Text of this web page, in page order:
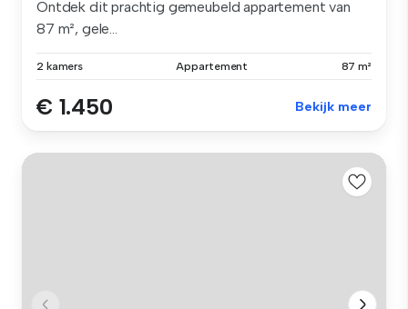
Ontdek dit prachtig gemeubeld appartement van
87 m², gele...
2 kamers Appartement 87 m²
€ 1.450 Bekijk meer